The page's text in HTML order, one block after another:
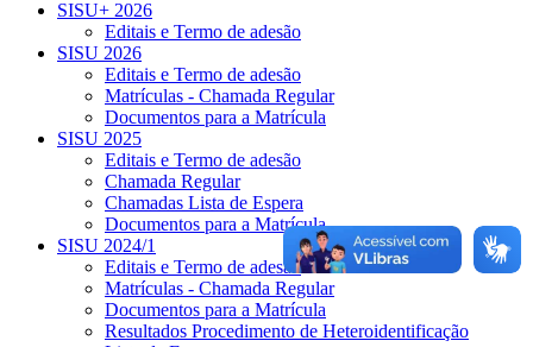
SISU+ 2026
Editais e Termo de adesão
SISU 2026
Editais e Termo de adesão
Matrículas - Chamada Regular
Documentos para a Matrícula
SISU 2025
Editais e Termo de adesão
Chamada Regular
Chamadas Lista de Espera
Documentos para a Matrícula
SISU 2024/1
Editais e Termo de adesão
Matrículas - Chamada Regular
Documentos para a Matrícula
Resultados Procedimento de Heteroidentificação